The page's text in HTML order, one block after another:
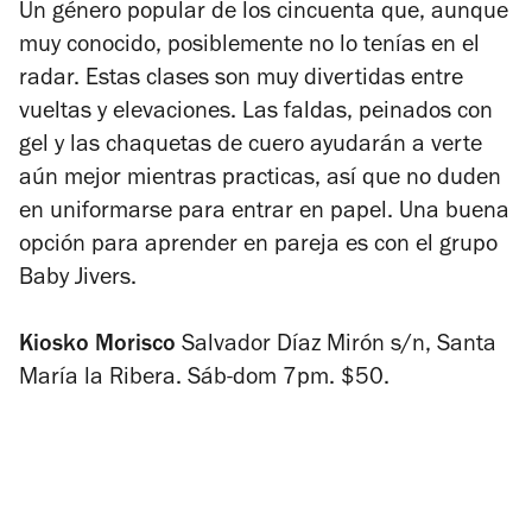
Un género popular de los cincuenta que, aunque
muy conocido, posiblemente no lo tenías en el
radar. Estas clases son muy divertidas entre
vueltas y elevaciones. Las faldas, peinados con
gel y las chaquetas de cuero ayudarán a verte
aún mejor mientras practicas, así que no duden
en uniformarse para entrar en papel. Una buena
opción para aprender en pareja es con el grupo
Baby Jivers.
Kiosko Morisco Salvador Díaz Mirón s/n, Santa
María la Ribera. Sáb-dom 7pm. $50.